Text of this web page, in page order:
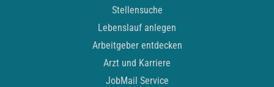
Stellensuche
Lebenslauf anlegen
Arbeitgeber entdecken
Arzt und Karriere
JobMail Service